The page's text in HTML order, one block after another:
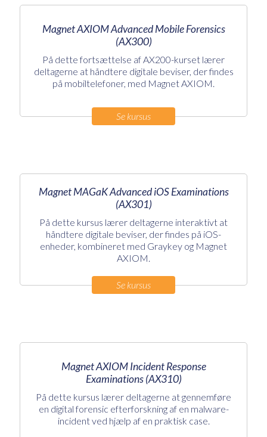
Magnet AXIOM Advanced Mobile Forensics
(AX300)
På dette fortsættelse af AX200-kurset lærer
deltagerne at håndtere digitale beviser, der findes
på mobiltelefoner, med Magnet AXIOM.
Se kursus
Magnet MAGaK Advanced iOS Examinations
(AX301)
På dette kursus lærer deltagerne interaktivt at
håndtere digitale beviser, der findes på iOS-
enheder, kombineret med Graykey og Magnet
AXIOM.
Se kursus
Magnet AXIOM Incident Response
Examinations (AX310)
På dette kursus lærer deltagerne at gennemføre
en digital forensic efterforskning af en malware-
incident ved hjælp af en praktisk case.